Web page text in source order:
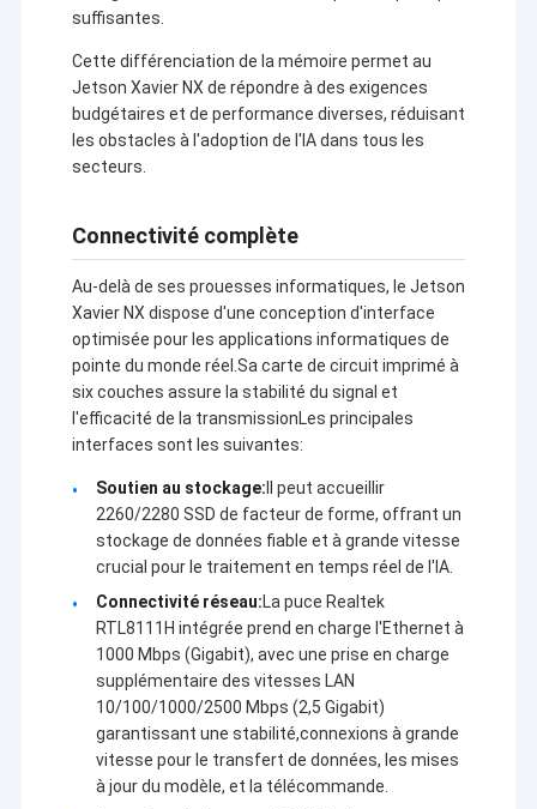
À la maison
Produits
À propos de nous
Visite de l'usine
Contrôle de la qualité
Nous contacter
Le blog
suffisantes.
Cette différenciation de la mémoire permet au
Jetson Xavier NX de répondre à des exigences
budgétaires et de performance diverses, réduisant
les obstacles à l'adoption de l'IA dans tous les
secteurs.
Connectivité complète
Au-delà de ses prouesses informatiques, le Jetson
Xavier NX dispose d'une conception d'interface
optimisée pour les applications informatiques de
pointe du monde réel.Sa carte de circuit imprimé à
six couches assure la stabilité du signal et
l'efficacité de la transmissionLes principales
interfaces sont les suivantes:
Soutien au stockage: Il peut accueillir
2260/2280 SSD de facteur de forme, offrant un
stockage de données fiable et à grande vitesse
crucial pour le traitement en temps réel de l'IA.
Connectivité réseau:La puce Realtek
RTL8111H intégrée prend en charge l'Ethernet à
1000 Mbps (Gigabit), avec une prise en charge
supplémentaire des vitesses LAN
10/100/1000/2500 Mbps (2,5 Gigabit)
garantissant une stabilité,connexions à grande
vitesse pour le transfert de données, les mises
à jour du modèle, et la télécommande.
Shenzhen Sinosun Technology Co., Ltd. s'est engagée
dans des services de transmission de données sans
fil à partir de 1996, tels que le développement de
produits, les applications et l'ingénierie réseau.
Au cours de la dernière décennie, sur la base de
l'absorption de technologies de pointe dans
l'industrie mondiale des équipements de transmission
de données sans fil,en fonction des caractéristiques
appliquées dans différents domaines et en
s'appuyant sur la puissance des universités et des
instituts de recherche renommés nationauxÀ l'heure
actuelle, Sinosun développe et produit la radio de
données numériques la plus avancée, la radio de
données intelligente, le module de données